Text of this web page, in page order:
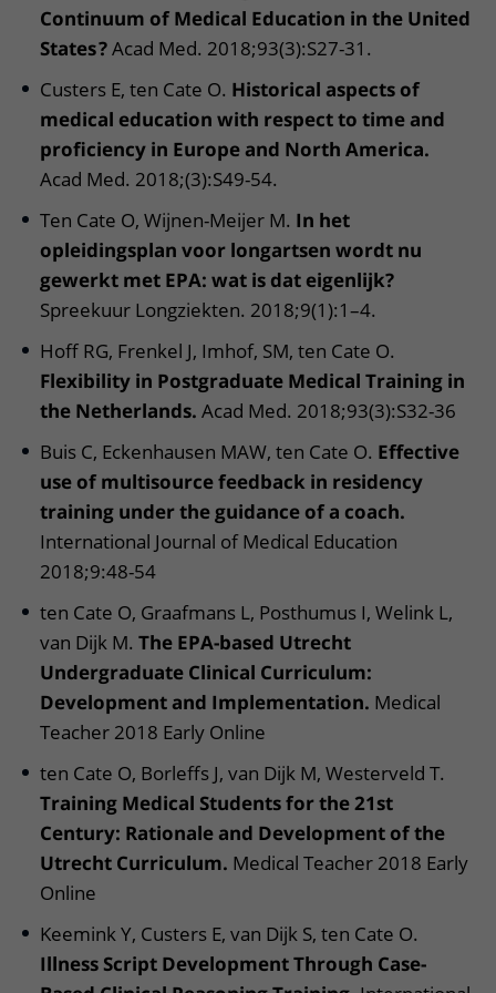
Continuum of Medical Education in the United
States ?Acad Med. 2018;93(3):S27-31.
Custers E, ten Cate O. Historical aspects of
medical education with respect to time and
proficiency in Europe and North America.
Acad Med. 2018;(3):S49-54.
Ten Cate O, Wijnen-Meijer M. In het
opleidingsplan voor longartsen wordt nu
gewerkt met EPA: wat is dat eigenlijk?
Spreekuur Longziekten. 2018;9(1):1–4.
Hoff RG, Frenkel J, Imhof, SM, ten Cate O.
Flexibility in Postgraduate Medical Training in
the Netherlands. Acad Med. 2018;93(3):S32-36
Buis C, Eckenhausen MAW, ten Cate O. Effective
use of multisource feedback in residency
training under the guidance of a coach.
International Journal of Medical Education
2018;9:48-54
ten Cate O, Graafmans L, Posthumus I, Welink L,
van Dijk M. The EPA-based Utrecht
Undergraduate Clinical Curriculum:
Development and Implementation. Medical
Teacher 2018 Early Online
ten Cate O, Borleffs J, van Dijk M, Westerveld T.
Training Medical Students for the 21st
Century: Rationale and Development of the
Utrecht Curriculum. Medical Teacher 2018 Early
Online
Keemink Y, Custers E, van Dijk S, ten Cate O.
Illness Script Development Through Case-